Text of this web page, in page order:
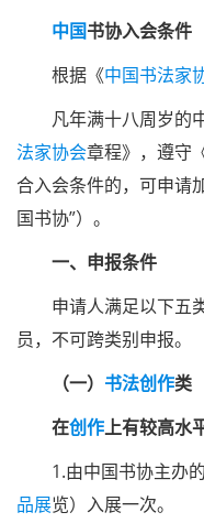
中国书协入会条件
根据《中国书法家
凡年满十八周岁的
法家协会章程》，遵守
合入会条件的，可申请
国书协”）。
一、申报条件
申请人满足以下五
员，不可跨类别申报。
（一） 书法创作类
在创作上有较高水
1.由中国书协主办
品展览）入展一次。